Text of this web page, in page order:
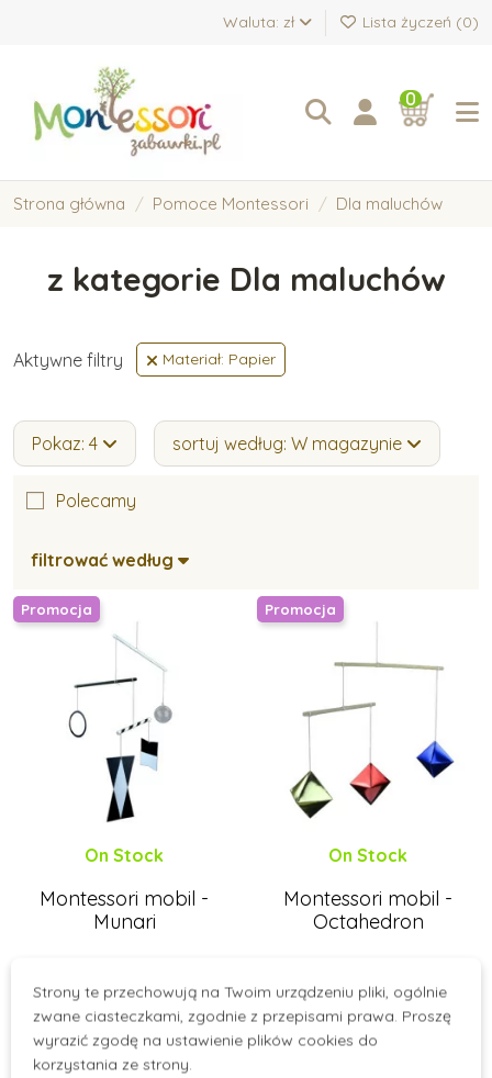
Waluta: zł Lista życzeń (0)
0
Strona główna Pomoce Montessori Dla maluchów
z kategorie Dla maluchów
Aktywne filtry Materiał: Papier
Pokaz: 4 sortuj według: W magazynie
filtrować według
Polecamy
Promocja
On Stock
Montessori mobil -
Munari
Dodaj do koszyka
Promocja
On Stock
Montessori mobil -
Octahedron
Dodaj do koszyka
Strony te przechowują na Twoim urządzeniu pliki, ogólnie
zwane ciasteczkami, zgodnie z przepisami prawa. Proszę
wyrazić zgodę na ustawienie plików cookies do
korzystania ze strony.